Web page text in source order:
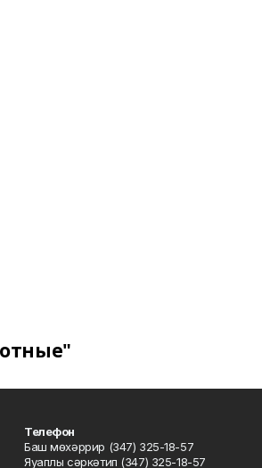
Телефон
Баш мөхәррир (347) 325-18-57
Яуаплы сәркәтип (347) 325-18-57